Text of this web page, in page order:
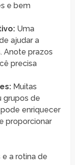
e bem
Uma
ajudar a
Anote prazos
precisa
Muitas
grupos de
enriquecer
proporcionar
a rotina de